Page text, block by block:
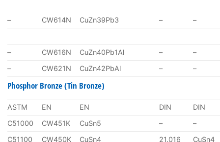
– CW614N CuZn39Pb3 – –
– CW616N CuZn40Pb1Al –
–
–
CW621N CuZn42PbAl – –
Phosphor Bronze (Tin Bronze)
ASTM EN EN DIN
DIN
C51000
CW451K CuSn5 –
–
C51100
CW450K CuSn4 21.016
CuSn4